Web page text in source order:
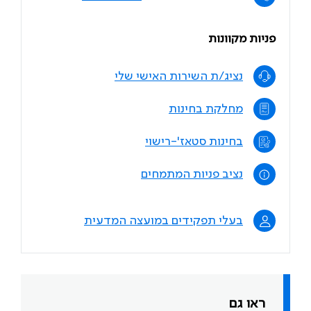
פניות מקוונות
נציג/ת השירות האישי שלי
מחלקת בחינות
בחינות סטאז'-רישוי
נציב פניות המתמחים
בעלי תפקידים במועצה המדעית
ראו גם